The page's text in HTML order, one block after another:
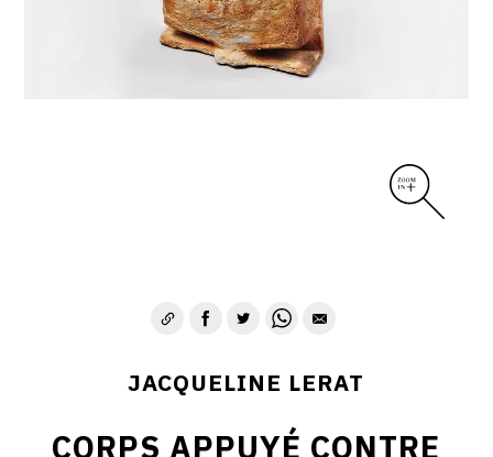
PIÈCES A MAIN ET CENDRIERS
PLANTES
SCÈNES DE LA VIE
JACQUELINE LERAT
CORPS APPUYÉ CONTRE